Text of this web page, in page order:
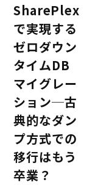
SharePlex
で実現する
ゼロダウン
タイムDB
マイグレー
ション─古
典的なダン
プ方式での
移行はもう
卒業？